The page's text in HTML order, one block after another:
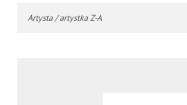
Artysta / artystka Z-A